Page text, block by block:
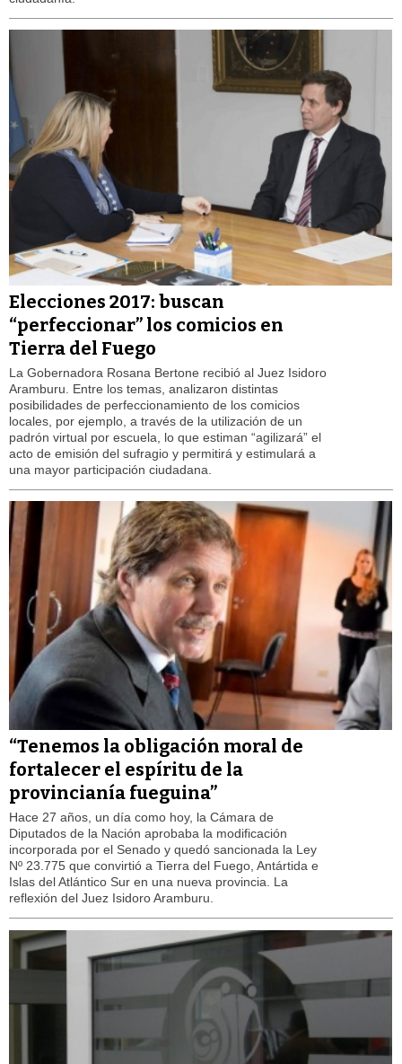
Elecciones 2017: buscan
“perfeccionar” los comicios en
Tierra del Fuego
La Gobernadora Rosana Bertone recibió al Juez Isidoro
Aramburu. Entre los temas, analizaron distintas
posibilidades de perfeccionamiento de los comicios
locales, por ejemplo, a través de la utilización de un
padrón virtual por escuela, lo que estiman “agilizará” el
acto de emisión del sufragio y permitirá y estimulará a
una mayor participación ciudadana.
“Tenemos la obligación moral de
fortalecer el espíritu de la
provincianía fueguina”
Hace 27 años, un día como hoy, la Cámara de
Diputados de la Nación aprobaba la modificación
incorporada por el Senado y quedó sancionada la Ley
Nº 23.775 que convirtió a Tierra del Fuego, Antártida e
Islas del Atlántico Sur en una nueva provincia. La
reflexión del Juez Isidoro Aramburu.